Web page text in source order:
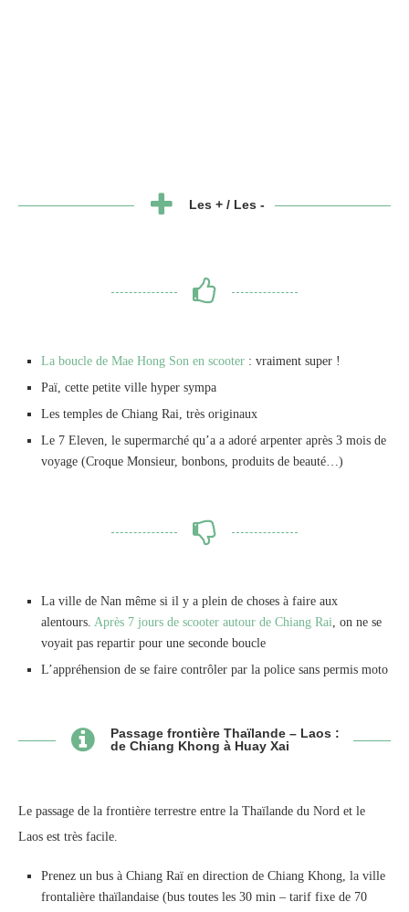
Les + / Les -
La boucle de Mae Hong Son en scooter : vraiment super !
Paï, cette petite ville hyper sympa
Les temples de Chiang Rai, très originaux
Le 7 Eleven, le supermarché qu’a a adoré arpenter après 3 mois de
voyage (Croque Monsieur, bonbons, produits de beauté…)
La ville de Nan même si il y a plein de choses à faire aux
alentours. Après 7 jours de scooter autour de Chiang Rai, on ne se
voyait pas repartir pour une seconde boucle
L’appréhension de se faire contrôler par la police sans permis moto
Passage frontière Thaïlande – Laos :
de Chiang Khong à Huay Xai
Le passage de la frontière terrestre entre la Thaïlande du Nord et le
Laos est très facile.
Prenez un bus à Chiang Raï en direction de Chiang Khong, la ville
frontalière thaïlandaise (bus toutes les 30 min – tarif fixe de 70